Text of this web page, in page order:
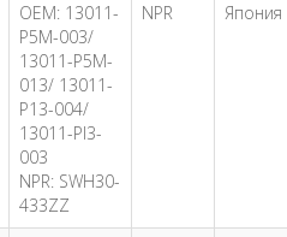
OEM: 13011-
P5M-003/
13011-P5M-
013/ 13011-
P13-004/
13011-PI3-
003
NPR: SWH30-
433ZZ
NPR Япония